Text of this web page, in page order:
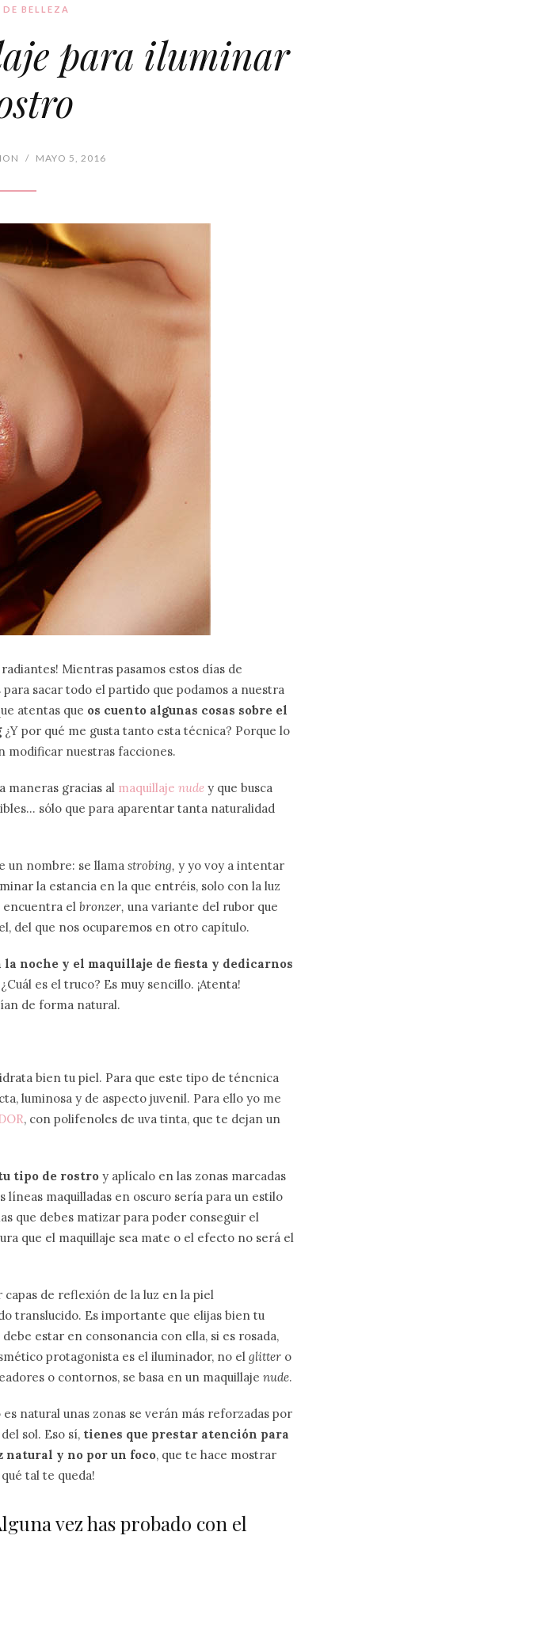
DE BELLEZA
para iluminar
/ MAYO 5, 2016
Mientras pasamos estos días de
sacar todo el partido que podamos a nuestra
atentas que os cuento algunas cosas sobre el
¿Y por qué me gusta tanto esta técnica? Porque lo
modificar nuestras facciones.
maneras gracias al maquillaje nude y que busca
sólo que para aparentar tanta naturalidad
un nombre: se llama strobing, y yo voy a intentar
la estancia en la que entréis, solo con la luz
encuentra el bronzer, una variante del rubor que
del que nos ocuparemos en otro capítulo.
la noche y el maquillaje de fiesta y dedicarnos
es el truco? Es muy sencillo. ¡Atenta!
de forma natural.
bien tu piel. Para que este tipo de téncnica
luminosa y de aspecto juvenil. Para ello yo me
, con polifenoles de uva tinta, que te dejan un
tipo de rostro y aplícalo en las zonas marcadas
maquilladas en oscuro sería para un estilo
que debes matizar para poder conseguir el
que el maquillaje sea mate o el efecto no será el
de reflexión de la luz en la piel
translucido. Es importante que elijas bien tu
estar en consonancia con ella, si es rosada,
protagonista es el iluminador, no el glitter o
o contornos, se basa en un maquillaje nude.
natural unas zonas se verán más reforzadas por
sol. Eso sí, tienes que prestar atención para
natural y no por un foco, que te hace mostrar
tal te queda!
vez has probado con el